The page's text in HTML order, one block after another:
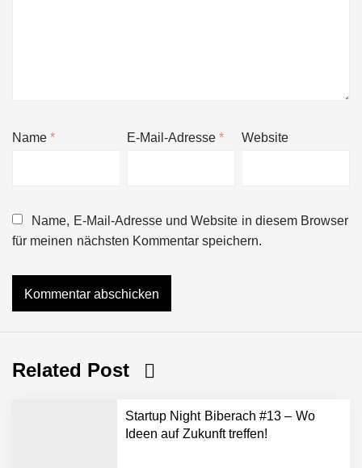
Name* E-Mail-Adresse* Website
Name, E-Mail-Adresse und Website in diesem Browser
für meinen nächsten Kommentar speichern.
Related Post
Startup Night Biberach #13 – Wo
Ideen auf Zukunft treffen!